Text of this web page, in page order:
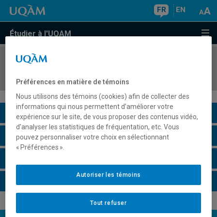
FR EN
Étudier à l'UQAM
COURS//
Description du cours
Horaire - Été 2026
Préférences en matière de témoins
Nous utilisons des témoins (cookies) afin de collecter des
informations qui nous permettent d’améliorer votre
expérience sur le site, de vous proposer des contenus vidéo,
d’analyser les statistiques de fréquentation, etc. Vous
pouvez personnaliser votre choix en sélectionnant
« Préférences ».
Tout refuser
Autoriser les témoins